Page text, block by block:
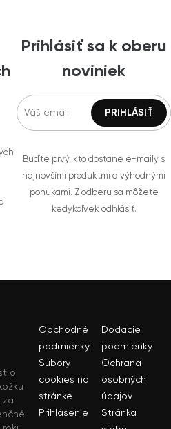
Prihlásiť sa k oberu
noviniek
Buďte prvý, kto dostane e-maily s
najnovšími produktmi a výhodnými
ponukami. Z odberu sa môžete
kedykoľvek odhlásiť.
o
za
Obchodné
podmienky
Dodacie
podmienky
Súbory
cookies na
stránke
Ochrana
osobných
údajov
Prihlásenie
Stránka